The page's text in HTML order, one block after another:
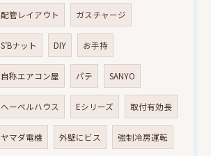
配管レイアウト ガスチャージ
S’Bナット DIY お手持
自称エアコン屋 パテ SANYO
へーベルハウス Eシリーズ 取付有効長
ヤマダ電機 外壁にビス 強制冷房運転